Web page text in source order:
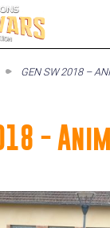
GEN SW 2018 –
-